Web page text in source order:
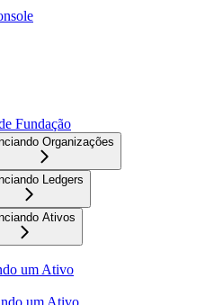
Fundação
Organizações
Ledgers
Ativos
um Ativo